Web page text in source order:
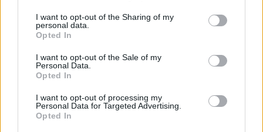
I want to opt-out of the Sharing of my
personal data.
Opted In
I want to opt-out of the Sale of my
Personal Data.
Opted In
I want to opt-out of processing my
Personal Data for Targeted Advertising.
Opted In
Οι δημότες που θέλουν να ανακυκλώσουν Ηλεκτρικές
επικοινωνούν με τη Διεύθυνση Περιβάλλοντος,
2531022810, είτε να στέλνουν email στο
dpka@komotini.gr